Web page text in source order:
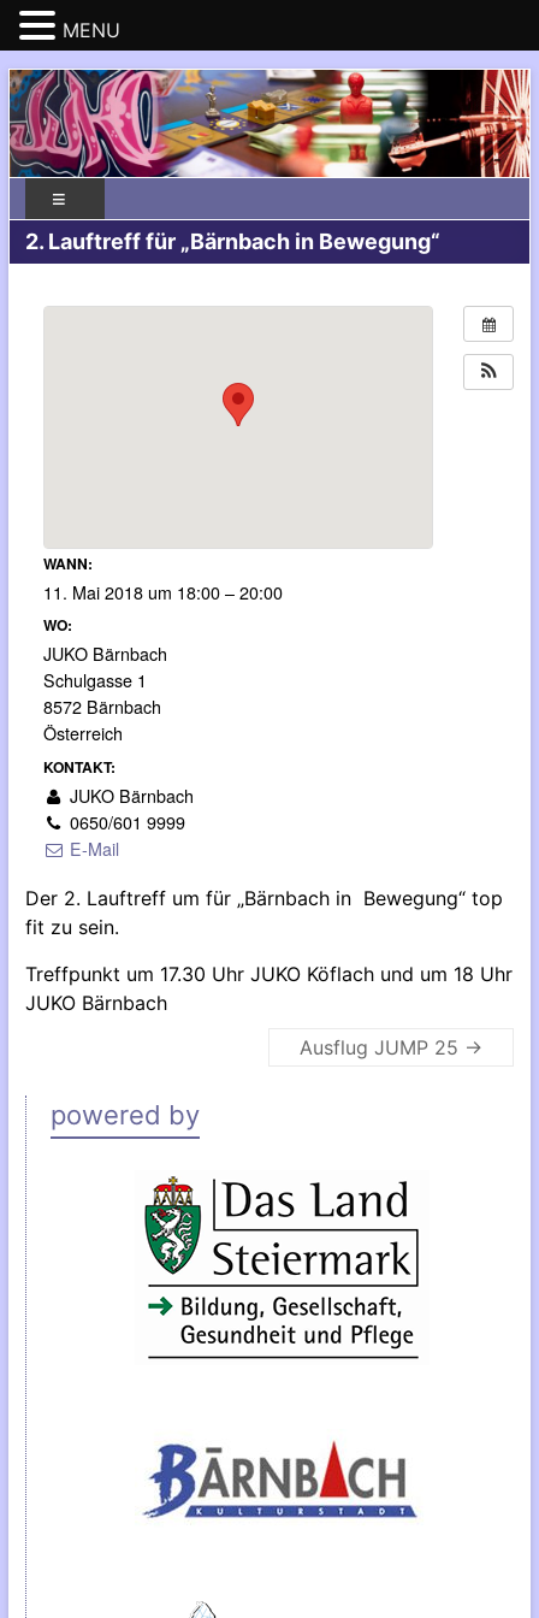
2. Lauftreff für „Bärnbach in Bewegung“
WANN:
11. Mai 2018 um 18:00 – 20:00
WO:
JUKO Bärnbach
Schulgasse 1
8572 Bärnbach
Österreich
KONTAKT:
JUKO Bärnbach
0650/601 9999
E-Mail
Der 2. Lauftreff um für „Bärnbach in Bewegung“ top
fit zu sein.
Treffpunkt um 17.30 Uhr JUKO Köflach und um 18 Uhr
JUKO Bärnbach
Ausflug JUMP 25 →
powered by
MENU